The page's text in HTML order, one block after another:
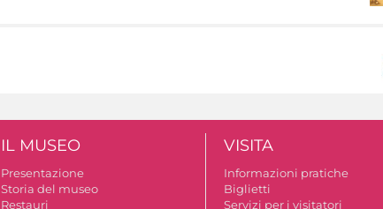
IL MUSEO
Presentazione
Storia del museo
Restauri
VISITA
Informazioni pratiche
Biglietti
Servizi per i visitatori